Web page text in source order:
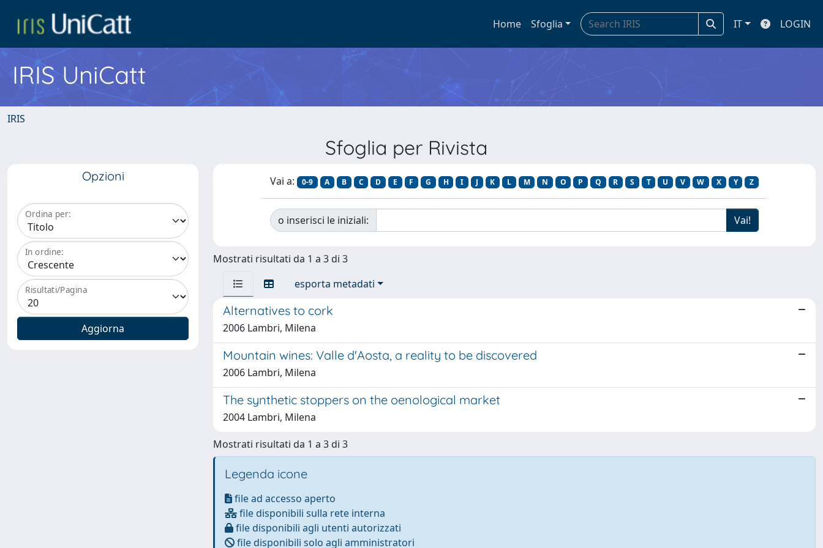
Home Sfoglia IT LOGIN
IRIS UniCatt
IRIS
Sfoglia per Rivista
Opzioni
Ordina per:
In ordine:
Risultati/Pagina
Vai a: 0-9 A B C D E F G H I J K L M N O P Q R S T U V W X Y Z
o inserisci le iniziali:
Mostrati risultati da 1 a 3 di 3
esporta metadati
Alternatives to cork
2006 Lambri, Milena
Mountain wines: Valle d'Aosta, a reality to be discovered
2006 Lambri, Milena
The synthetic stoppers on the oenological market
2004 Lambri, Milena
Mostrati risultati da 1 a 3 di 3
Legenda icone
file ad accesso aperto
file disponibili sulla rete interna
file disponibili agli utenti autorizzati
file disponibili solo agli amministratori